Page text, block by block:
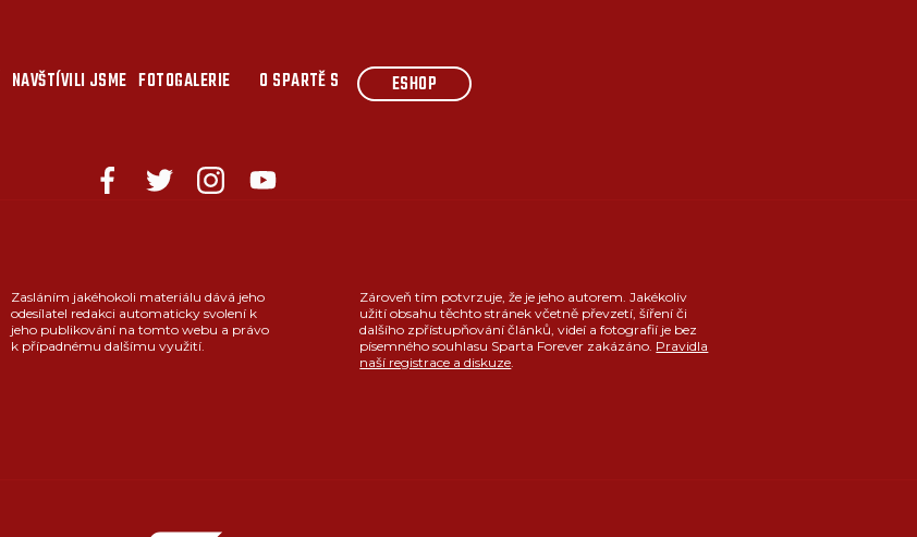
NAVŠTÍVILI JSME FOTOGALERIE O SPARTĚ S ESHOP
Zasláním jakéhokoli materiálu dává jeho
odesílatel redakci automaticky svolení k
jeho publikování na tomto webu a právo
k případnému dalšímu využití.
Zároveň tím potvrzuje, že je jeho autorem. Jakékoliv
užití obsahu těchto stránek včetně převzetí, šíření či
dalšího zpřístupňování článků, videí a fotografií je bez
písemného souhlasu Sparta Forever zakázáno. Pravidla
naší registrace a diskuze.